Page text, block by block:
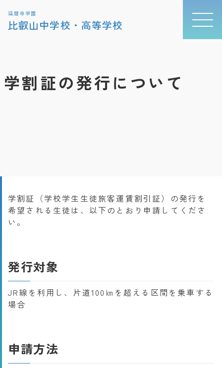
延暦寺学園
比叡山中学校・高等学校
学割証の発行について
学割証（学校学生生徒旅客運賃割引証）の発行を
希望される生徒は、以下のとおり申請してくださ
い。
発行対象
JR線を利用し、片道100㎞を超える区間を乗車する
場合
申請方法